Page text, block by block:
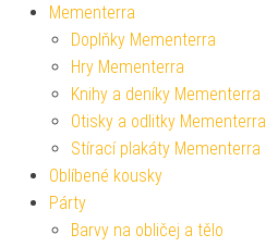
Mementerra
Doplňky Mementerra
Hry Mementerra
Knihy a deníky Mementerra
Otisky a odlitky Mementerra
Stírací plakáty Mementerra
Oblíbené kousky
Párty
Barvy na obličej a tělo